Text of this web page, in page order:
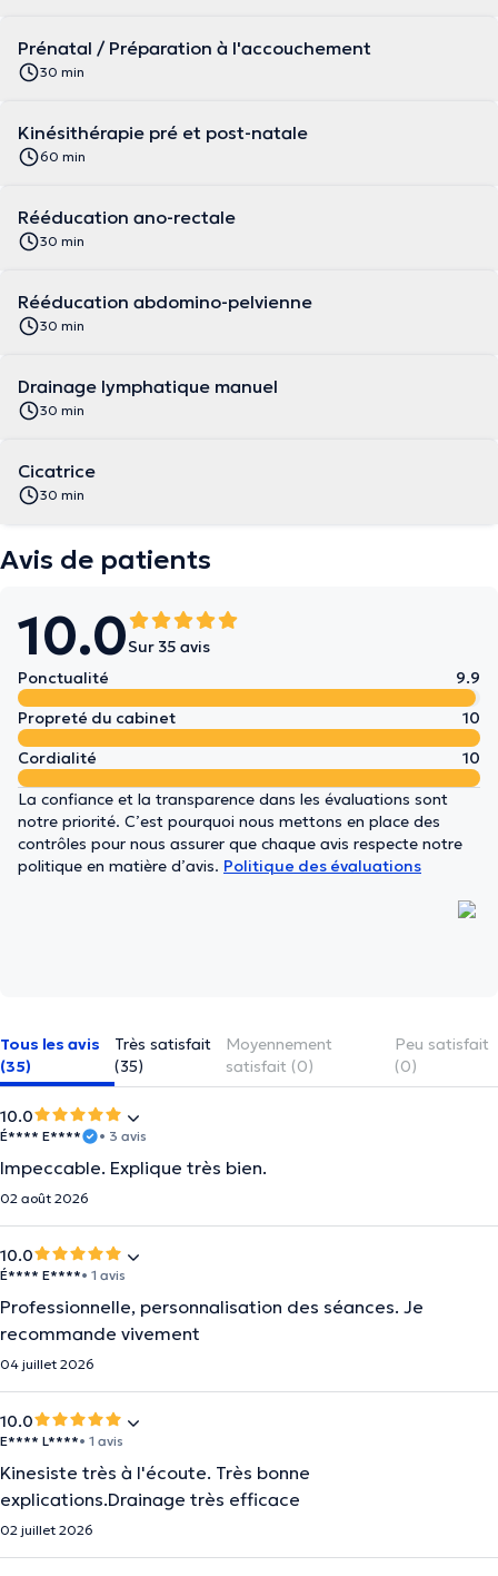
Prénatal / Préparation à l'accouchement
30 min
Kinésithérapie pré et post-natale
60 min
Rééducation ano-rectale
30 min
Rééducation abdomino-pelvienne
30 min
Drainage lymphatique manuel
30 min
Cicatrice
30 min
Avis de patients
10.0Sur 35 avis
Ponctualité
9.9
Propreté du cabinet
10
Cordialité
10
La confiance et la transparence dans les évaluations sont
notre priorité. C’est pourquoi nous mettons en place des
contrôles pour nous assurer que chaque avis respecte notre
politique en matière d’avis. Politique des évaluations
Tous les avis
(35)
Très satisfait
(35)
Moyennement
satisfait (0)
Peu satisfait
(0)
10.0
É**** E**** • 3 avis
Impeccable. Explique très bien.
02 août 2026
10.0
É**** E****• 1 avis
Professionnelle, personnalisation des séances. Je
recommande vivement
04 juillet 2026
10.0
E**** L****• 1 avis
Kinesiste très à l'écoute. Très bonne
explications.Drainage très efficace
02 juillet 2026